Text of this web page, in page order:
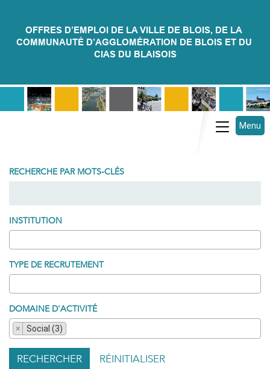
OFFRES D’EMPLOI DE LA VILLE DE BLOIS, DE LA
COMMUNAUTÉ D’AGGLOMÉRATION DE BLOIS ET DU
CIAS DU BLAISOIS
Toggle
Menu
RECHERCHE PAR MOTS-CLÉS
INSTITUTION
TYPE DE RECRUTEMENT
DOMAINE D'ACTIVITÉ
× Social (3)
RECHERCHER RÉINITIALISER